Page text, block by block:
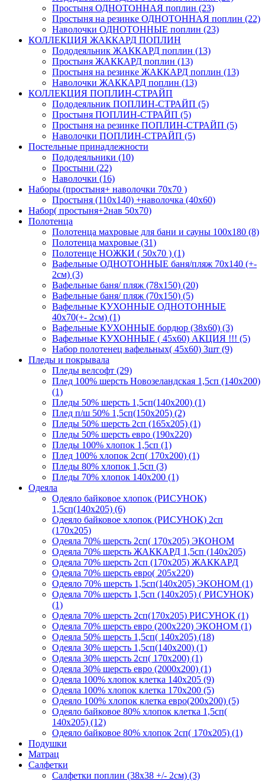
Простыня ОДНОТОННАЯ поплин (23)
Простыня на резинке ОДНОТОННАЯ поплин (22)
Наволочки ОДНОТОННЫЕ поплин (23)
КОЛЛЕКЦИЯ ЖАККАРД ПОПЛИН
Пододеяльник ЖАККАРД поплин (13)
Простыня ЖАККАРД поплин (13)
Простыня на резинке ЖАККАРД поплин (13)
Наволочки ЖАККАРД поплин (13)
КОЛЛЕКЦИЯ ПОПЛИН-СТРАЙП
Пододеяльник ПОПЛИН-СТРАЙП (5)
Простыня ПОПЛИН-СТРАЙП (5)
Простыня на резинке ПОПЛИН-СТРАЙП (5)
Наволочки ПОПЛИН-СТРАЙП (5)
Постельные принадлежности
Пододеяльники (10)
Простыни (22)
Наволочки (16)
Наборы (простыня+ наволочки 70х70 )
Простыня (110х140) +наволочка (40х60)
Набор( простыня+2нав 50х70)
Полотенца
Полотенца махровые для бани и сауны 100х180 (8)
Полотенца махровые (31)
Полотенце НОЖКИ ( 50х70 ) (1)
Вафельные ОДНОТОННЫЕ баня/пляж 70х140 (+-
2см) (3)
Вафельные баня/ пляж (78х150) (20)
Вафельные баня/ пляж (70х150) (5)
Вафельные КУХОННЫЕ ОДНОТОННЫЕ
40х70(+- 2см) (1)
Вафельные КУХОННЫЕ бордюр (38х60) (3)
Вафельные КУХОННЫЕ ( 45х60) АКЦИЯ !!! (5)
Набор полотенец вафельных( 45х60) 3шт (9)
Пледы и покрывала
Пледы велсофт (29)
Плед 100% шерсть Новозеландская 1,5сп (140х200)
(1)
Пледы 50% шерсть 1,5сп(140х200) (1)
Плед п/ш 50% 1,5сп(150х205) (2)
Пледы 50% шерсть 2сп (165х205) (1)
Пледы 50% шерсть евро (190х220)
Пледы 100% хлопок 1,5сп (1)
Плед 100% хлопок 2сп( 170х200) (1)
Пледы 80% хлопок 1,5сп (3)
Пледы 70% хлопок 140х200 (1)
Одеяла
Одеяло байковое хлопок (РИСУНОК)
1,5сп(140х205) (6)
Одеяло байковое хлопок (РИСУНОК) 2сп
(170х205)
Одеяла 70% шерсть 2сп( 170х205) ЭКОНОМ
Одеяла 70% шерсть ЖАККАРД 1,5сп (140х205)
Одеяла 70% шерсть 2сп (170х205) ЖАККАРД
Одеяла 70% шерсть евро( 205х220)
Одеяло 70% шерсть 1,5сп(140х205) ЭКОНОМ (1)
Одеяла 70% шерсть 1,5сп (140х205) ( РИСУНОК)
(1)
Одеяла 70% шерсть 2сп(170х205) РИСУНОК (1)
Одеяла 70% шерсть евро (200х220) ЭКОНОМ (1)
Одеяла 50% шерсть 1,5сп( 140х205) (18)
Одеяла 30% шерсть 1,5сп(140х200) (1)
Одеяла 30% шерсть 2сп( 170х200) (1)
Одеяла 30% шерсть евро (2000х200) (1)
Одеяла 100% хлопок клетка 140х205 (9)
Одеяла 100% хлопок клетка 170х200 (5)
Одеяло 100% хлопок клетка евро(200х200) (5)
Одеяло байковое 80% хлопок клетка 1,5сп(
140х205) (12)
Одеяло байковое 80% хлопок 2сп( 170х205) (1)
Подушки
Матрац
Салфетки
Салфетки поплин (38х38 +/- 2см) (3)